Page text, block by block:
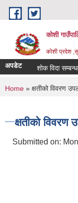
Skip to main content
कोशी
काेशी प्रदेश
अपडेट शोक विदा सम्बन्धमा
You are
Home » क्षतीको विवरण
क्षतीको विवरण
Submitted on: